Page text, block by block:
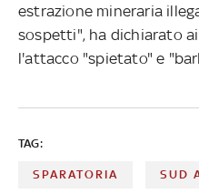
estrazione mineraria
sospetti", ha dichiarato
l'attacco "spietato" e
TAG:
SPARATORIA SUD